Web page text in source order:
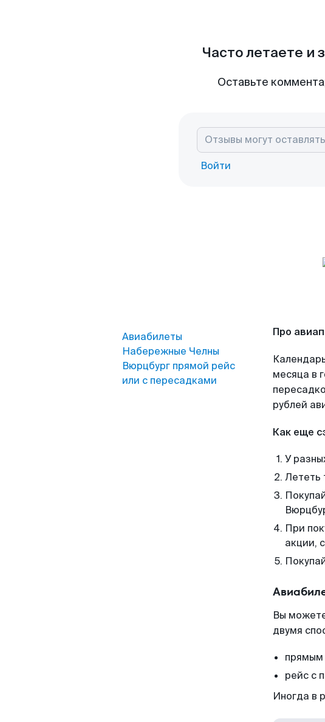
Часто летаете и
Оставьте
Войти
Авиабилеты
Набережные Челны
Вюрцбург прямой рейс
или с пересадками
Про
месяца в
рублей
Как еще
У
Лететь
При
акции,
Вы
двумя
рейс с
Иногда в